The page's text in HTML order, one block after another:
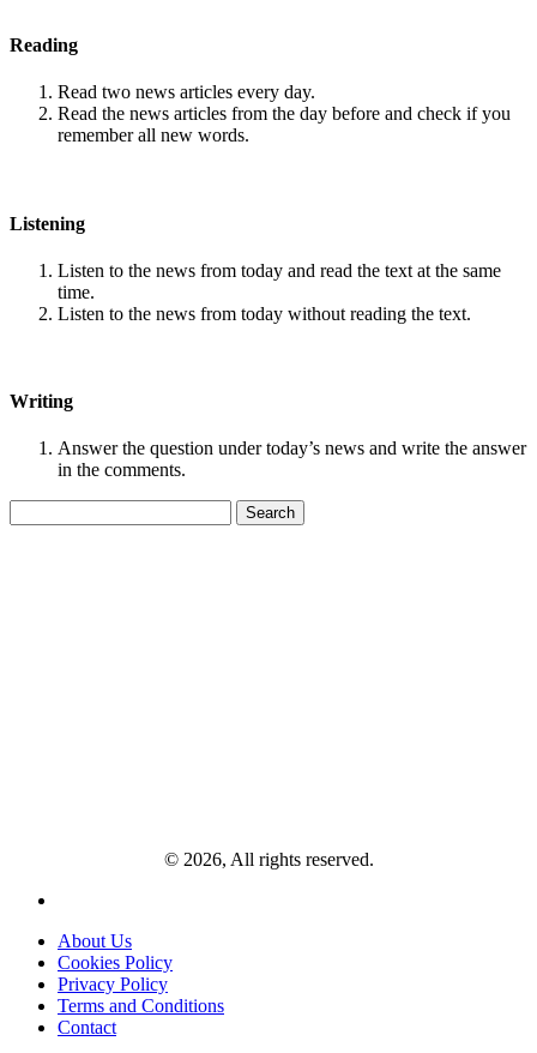
Reading
Read two news articles every day.
Read the news articles from the day before and check if you
remember all new words.
Listening
Listen to the news from today and read the text at the same
time.
Listen to the news from today without reading the text.
Writing
Answer the question under today’s news and write the answer
in the comments.
for:
© 2026, All rights reserved.
About Us
Cookies Policy
Privacy Policy
Terms and Conditions
Contact